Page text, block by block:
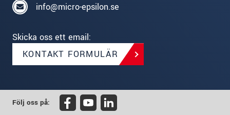
info@micro-epsilon.se
Skicka oss ett email:
KONTAKT FORMULÄR
Följ oss på: